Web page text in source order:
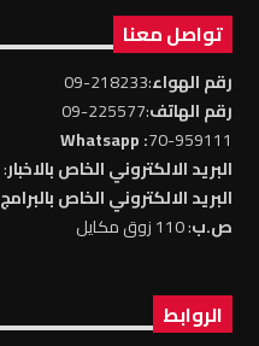
تواصل معنا
رقم الهواء:218233-09
رقم الهاتف:225577-09
70-959111
: Whatsapp
البريد الالكتروني الخاص بالاخبار: news@rll.com.lb
البريد الالكتروني الخاص بالبرامج
ص.ب: 110 زوق مكايل
الروابط